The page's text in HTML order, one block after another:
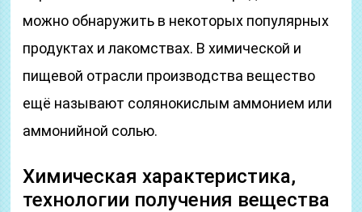
можно обнаружить в некоторых популярных
продуктах и лакомствах. В химической и
пищевой отрасли производства вещество
ещё называют солянокислым аммонием или
аммонийной солью.
Химическая характеристика,
технологии получения вещества